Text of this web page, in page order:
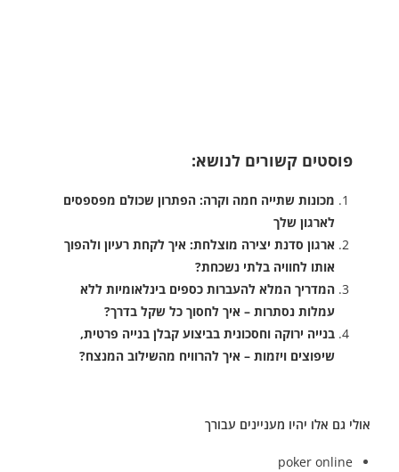
פוסטים קשורים לנושא:
מכונות שתייה חמה וקרה: הפתרון שכולם מפספסים
לארגון שלך
ארגון סדנת יצירה מוצלחת: איך לקחת רעיון ולהפוך
אותו לחוויה בלתי נשכחת?
המדריך המלא להעברות כספים בינלאומיות ללא
עמלות נסתרות – איך לחסוך כל שקל בדרך?
בנייה ירוקה וחסכונית בביצוע קבלן בנייה פרטית,
שיפוצים ויזמות – איך להרוויח מהשילוב המנצח?
אולי גם אלו יהיו מעניינים עבורך
poker online